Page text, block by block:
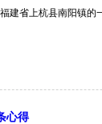
建省上杭县南阳镇的
心得